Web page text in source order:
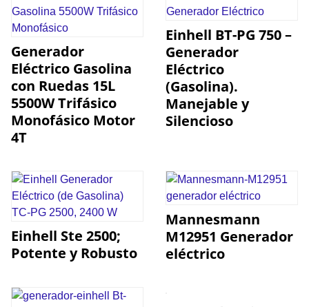
Generador
Eléctrico Gasolina
con Ruedas 15L
5500W Trifásico
Monofásico Motor
4T
Einhell BT-PG 750 –
Generador
Eléctrico
(Gasolina).
Manejable y
Silencioso
Einhell Ste 2500;
Potente y Robusto
Mannesmann
M12951 Generador
eléctrico